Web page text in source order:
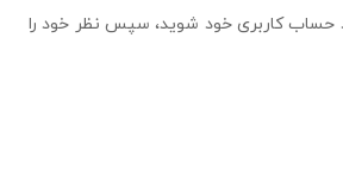
حساب کاربری خود شوید، سپس نظر خود را